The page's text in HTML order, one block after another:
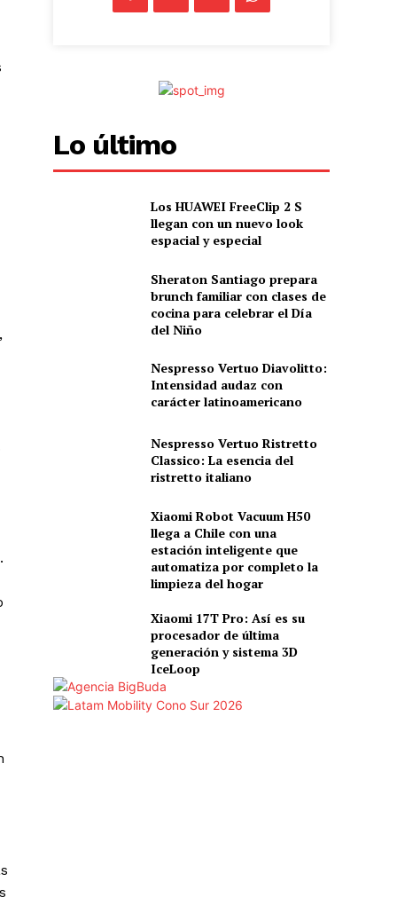
Lo último
Los HUAWEI FreeClip 2 S
llegan con un nuevo look
espacial y especial
Sheraton Santiago prepara
brunch familiar con clases de
cocina para celebrar el Día
del Niño
Nespresso Vertuo Diavolitto:
Intensidad audaz con
carácter latinoamericano
Nespresso Vertuo Ristretto
Classico: La esencia del
ristretto italiano
Xiaomi Robot Vacuum H50
llega a Chile con una
estación inteligente que
automatiza por completo la
limpieza del hogar
Xiaomi 17T Pro: Así es su
procesador de última
generación y sistema 3D
IceLoop